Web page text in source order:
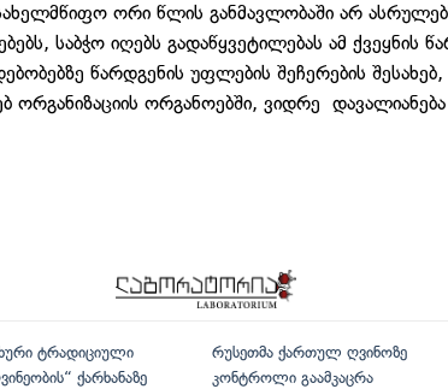
ორი წლის განმავლობაში არ ასრულებს
საბჭო იღებს გადაწყვეტილებას ამ ქვეყნის
წარდგენის უფლების შეჩერების შესახებ,
ორგანიზაციის ორგანოებში, ვიდრე
ტრადიციული
ქარხანაზე
რუსეთმა ქართულ ღვინოზე
კონტროლი გაამკაცრა